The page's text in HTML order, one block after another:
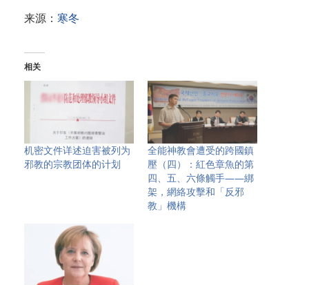
来源： 寒冬
相关
机密文件详述迫害被列为
邪教的宗教团体的计划
全能神教會遭受的跨國鎮
壓（四）：紅色章魚的第
四、五、六條觸手——綁
架，網絡攻擊和「反邪
教」機構